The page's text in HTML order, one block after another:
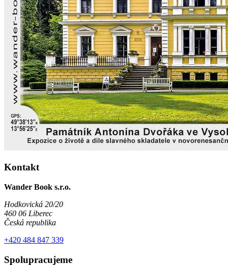
Kontakt
Wander Book s.r.o.
Hodkovická 20/20
460 06 Liberec
Česká republika
+420 484 847 339
Spolupracujeme